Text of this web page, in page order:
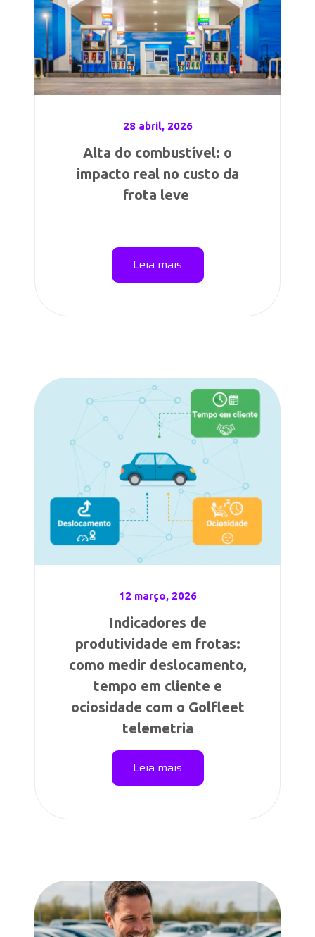
28 abril, 2026
Alta do combustível: o
impacto real no custo da
frota leve
Leia mais
12 março, 2026
Indicadores de
produtividade em frotas:
como medir deslocamento,
tempo em cliente e
ociosidade com o Golfleet
telemetria
Leia mais